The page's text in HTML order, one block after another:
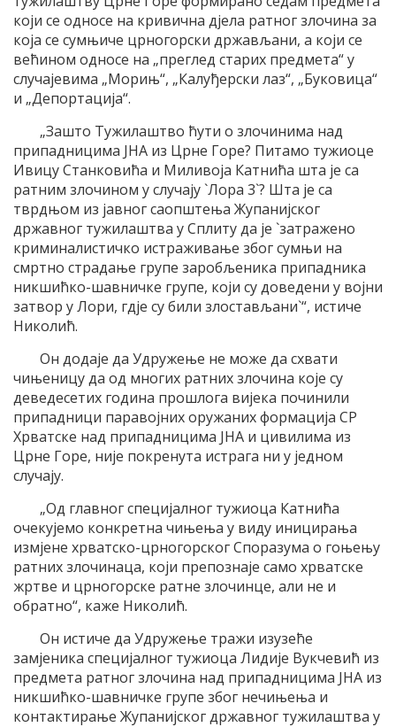
који се односе на кривична дјела ратног злочина за
која се сумњиче црногорски држављани, а који се
већином односе на „преглед старих предмета“ у
случајевима „Морињ“, „Калуђерски лаз“, „Буковица“
и „Депортација“.
„Зашто Тужилаштво ћути о злочинима над
припадницима ЈНА из Црне Горе? Питамо тужиоце
Ивицу Станковића и Миливоја Катнића шта је са
ратним злочином у случају `Лора 3`? Шта је са
тврдњом из јавног саопштења Жупанијског
државног тужилаштва у Сплиту да је `затражено
криминалистичко истраживање због сумњи на
смртно страдање групе заробљеника припадника
никшићко-шавничке групе, који су доведени у војни
затвор у Лори, гдје су били злостављани`“, истиче
Николић.
Он додаје да Удружење не може да схвати
чињеницу да од многих ратних злочина које су
деведесетих година прошлога вијека починили
припадници паравојних оружаних формација СР
Хрватске над припадницима ЈНА и цивилима из
Црне Горе, није покренута истрага ни у једном
случају.
„Од главног специјалног тужиоца Катнића
очекујемо конкретна чињења у виду иницирања
измјене хрватско-црногорског Споразума о гоњењу
ратних злочинаца, који препознаје само хрватске
жртве и црногорске ратне злочинце, али не и
обратно“, каже Николић.
Он истиче да Удружење тражи изузеће
замјеника специјалног тужиоца Лидије Вукчевић из
предмета ратног злочина над припадницима ЈНА из
никшићко-шавничке групе због нечињења и
контактирање Жупанијског државног тужилаштва у